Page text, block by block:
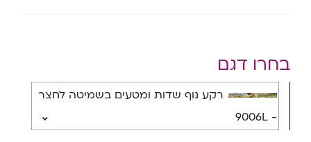
בחרו דגם
רקע נוף שדות ומטעים בשמיטה לחצר
- 9006L